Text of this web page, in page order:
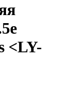
<LY-